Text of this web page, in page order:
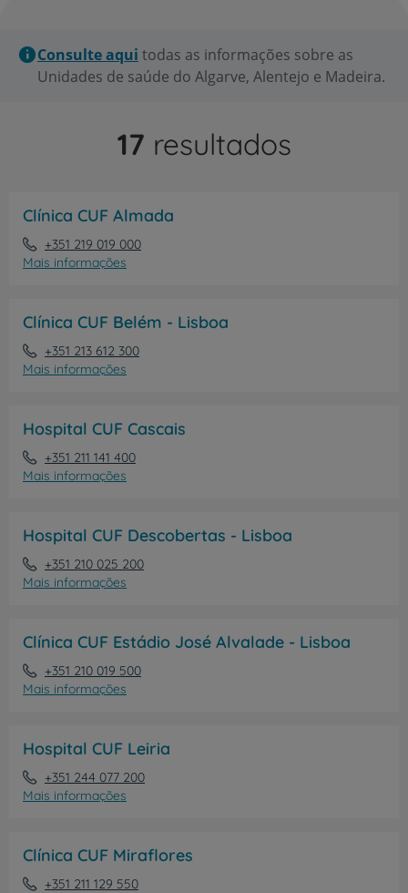
Consulte aqui todas as informações sobre as
Unidades de saúde do Algarve, Alentejo e Madeira.
17 resultados
Clínica CUF Almada
+351 219 019 000
Mais informações
Clínica CUF Belém - Lisboa
+351 213 612 300
Mais informações
Hospital CUF Cascais
+351 211 141 400
Mais informações
Hospital CUF Descobertas - Lisboa
+351 210 025 200
Mais informações
Clínica CUF Estádio José Alvalade - Lisboa
+351 210 019 500
Mais informações
Hospital CUF Leiria
+351 244 077 200
Mais informações
Clínica CUF Miraflores
+351 211 129 550